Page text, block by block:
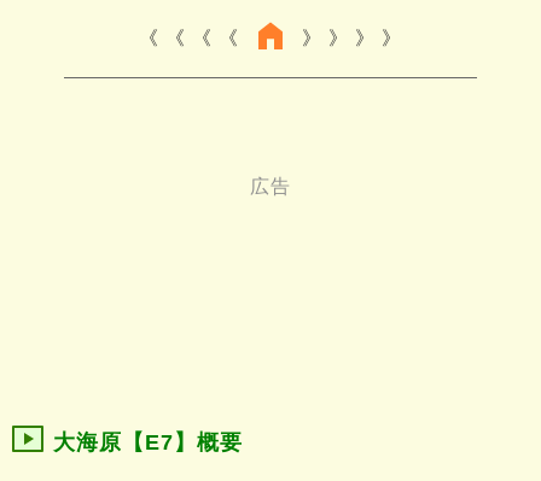
《 《 《 》 》 》
大海原【E7】概要